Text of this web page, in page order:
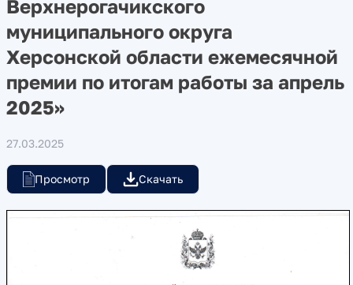
Верхнерогачикского
муниципального округа
Херсонской области ежемесячной
премии по итогам работы за апрель
2025»
27.03.2025
Просмотр Скачать